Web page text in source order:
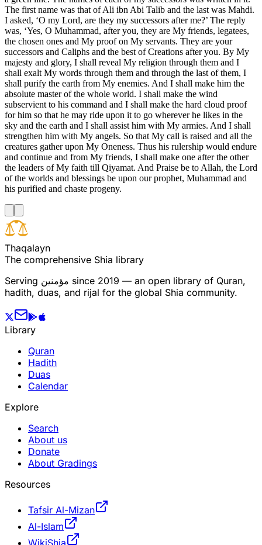
The first name was that of Ali ibn Abi Talib and the last was Mahdi.
I asked, ‘O my Lord, are they my successors after me?’ The reply
was, ‘Yes, O Muhammad, after you, they are My friends, legatees,
the chosen ones and My proof on My servants. They are your
successors and Caliphs and the best of Creations after you. By My
majesty and glory, I shall reveal My religion through them and I
shall exalt My words through them and through the last of them, I
shall purify the earth from My enemies. And I shall make him the
absolute master of the whole world. I shall make the wind
subservient to his command and I shall make the hard cloud proof
for him so that he may ride upon it to go wherever he likes in the
sky and the earth and I shall assist him with My armies. And I shall
strengthen him with My angels. So that My call is raised and all the
creatures gather upon My Oneness. Thus his rulership would endure
and continue and from My friends, I shall make one after the other
the leaders of My faith till Qiyamat. And Praise be to Allah, the Lord
of the worlds and blessings be upon our prophet, Muhammad and
his purified and chaste progeny.
Thaqalayn
The comprehensive Shia library
Serving مؤمنین since 2019 — an open library of Quran,
hadith, duas, and rijal for the global Shia community.
Library
Quran
Hadith
Duas
Calendar
Explore
Search
About us
Donate
About Gradings
Resources
Tafsir Al-Mizan
Al-Islam
WikiShia